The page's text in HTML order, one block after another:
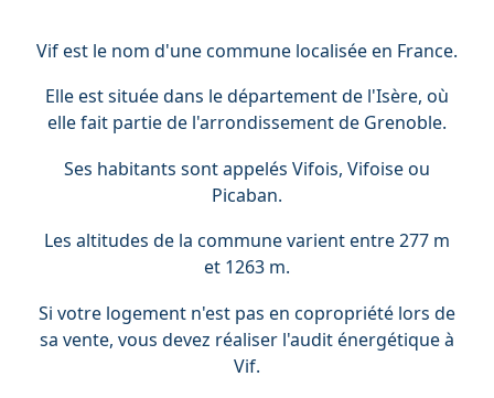
Vif est le nom d'une commune localisée en France.
Elle est située dans le département de l'Isère, où
elle fait partie de l'arrondissement de Grenoble.
Ses habitants sont appelés Vifois, Vifoise ou
Picaban.
Les altitudes de la commune varient entre 277 m
et 1263 m.
Si votre logement n'est pas en copropriété lors de
sa vente, vous devez réaliser l'audit énergétique à
Vif.